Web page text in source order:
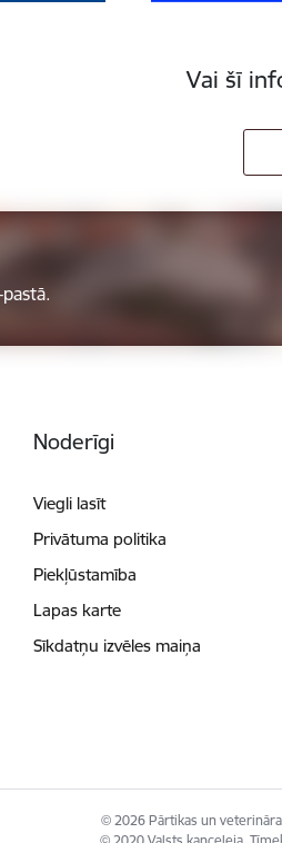
Vai šī
Noderīgi
Viegli lasīt
Privātuma politika
Piekļūstamība
Lapas karte
Sīkdatņu izvēles maiņa
© 2026 Pārtikas un